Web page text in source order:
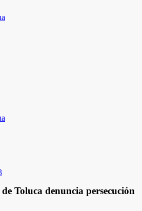
Toluca denuncia persecución